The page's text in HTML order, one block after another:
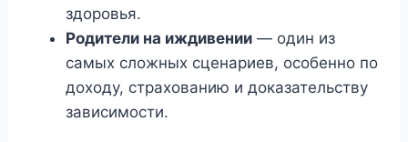
здоровья.
Родители на иждивении — один из
самых сложных сценариев, особенно по
доходу, страхованию и доказательству
зависимости.